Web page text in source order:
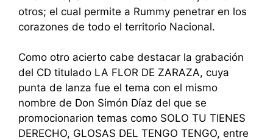
otros; el cual permite a Rummy penetrar en los
corazones de todo el territorio Nacional.
Como otro acierto cabe destacar la grabación
del CD titulado LA FLOR DE ZARAZA, cuya
punta de lanza fue el tema con el mismo
nombre de Don Simón Díaz del que se
promocionarion temas como SOLO TU TIENES
DERECHO, GLOSAS DEL TENGO TENGO, entre